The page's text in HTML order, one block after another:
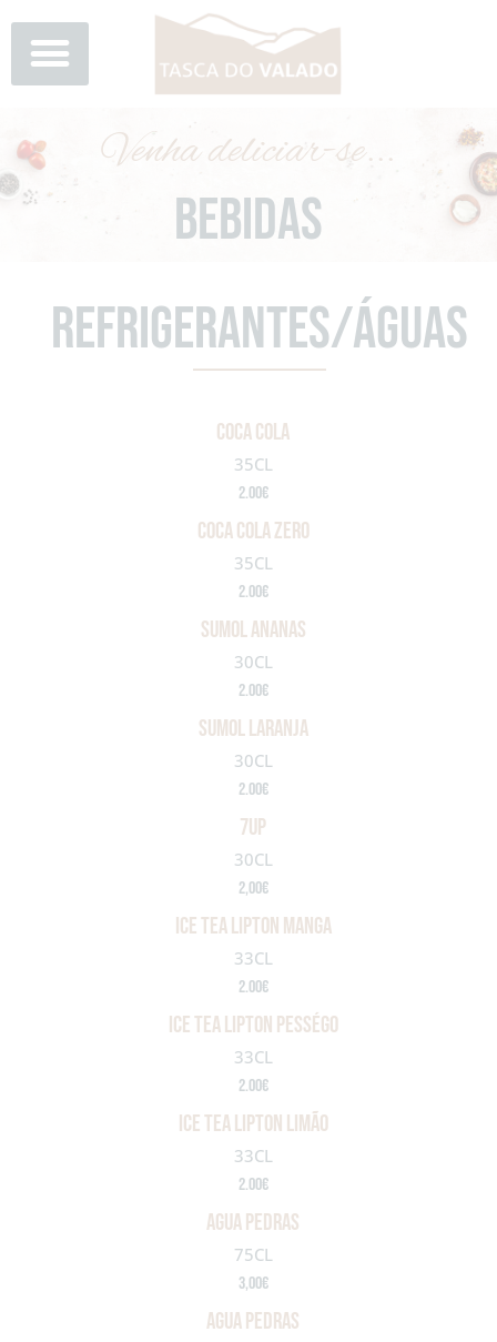
content
Venha deliciar-se...
BEBIDAS
Refrigerantes/Águas
coca cola
35CL
2.00€
coca cola zero
35CL
2.00€
sumol ananas
30CL
2.00€
sumol laranja
30CL
2.00€
7up
30CL
2,00€
ice tea lipton manga
33CL
2.00€
ice tea lipton pességo
33CL
2.00€
ice tea lipton limão
33CL
2.00€
agua pedras
75CL
3,00€
agua pedras